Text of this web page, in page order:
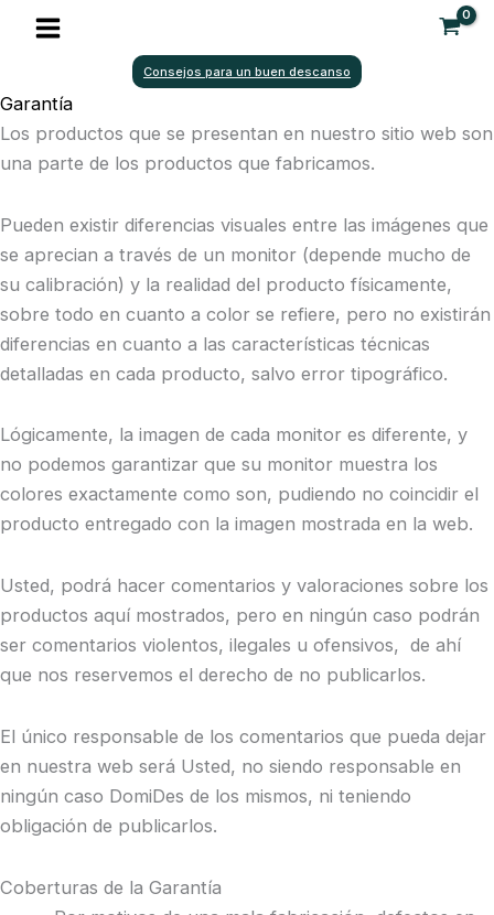
Consejos para un buen descanso
Garantía
Los productos que se presentan en nuestro sitio web son
una parte de los productos que fabricamos.
Pueden existir diferencias visuales entre las imágenes que
se aprecian a través de un monitor (depende mucho de
su calibración) y la realidad del producto físicamente,
sobre todo en cuanto a color se refiere, pero no existirán
diferencias en cuanto a las características técnicas
detalladas en cada producto, salvo error tipográfico.
Lógicamente, la imagen de cada monitor es diferente, y
no podemos garantizar que su monitor muestra los
colores exactamente como son, pudiendo no coincidir el
producto entregado con la imagen mostrada en la web.
Usted, podrá hacer comentarios y valoraciones sobre los
productos aquí mostrados, pero en ningún caso podrán
ser comentarios violentos, ilegales u ofensivos, de ahí
que nos reservemos el derecho de no publicarlos.
El único responsable de los comentarios que pueda dejar
en nuestra web será Usted, no siendo responsable en
ningún caso DomiDes de los mismos, ni teniendo
obligación de publicarlos.
Coberturas de la Garantía